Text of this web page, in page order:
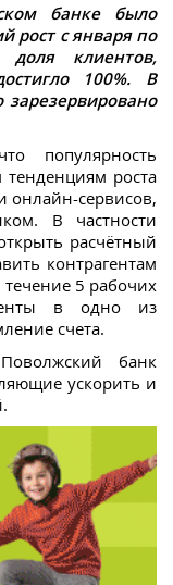
банке было
рост с января по
клиентов,
100%. В
популярность
тенденциям роста
онлайн-сервисов,
В частности
расчётный
контрагентам
5 рабочих
в одно из
счета.
банк
ускорить и